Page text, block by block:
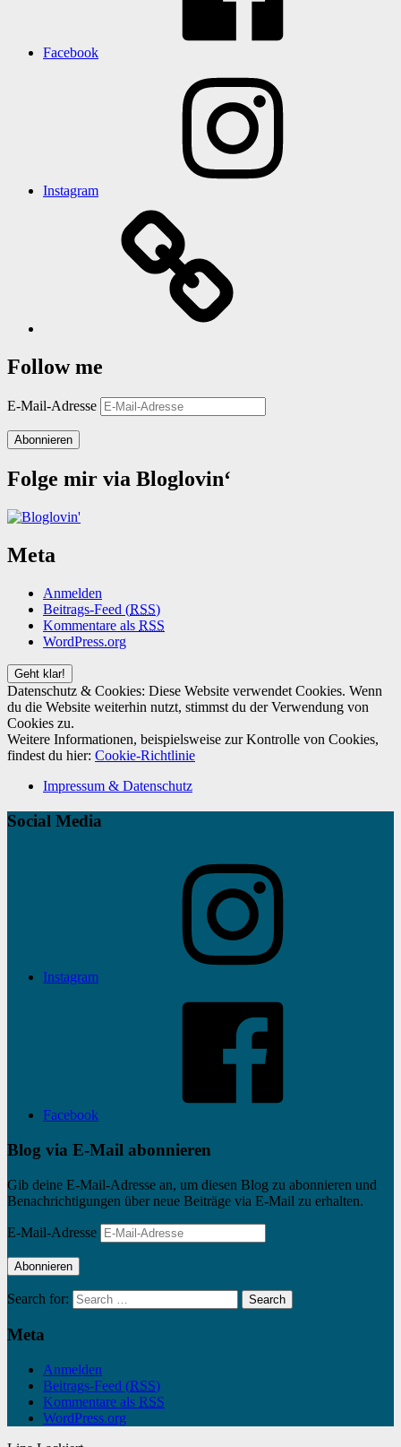
Facebook
Instagram
Follow me
E-Mail-Adresse
Abonnieren
Folge mir via Bloglovin‘
Meta
Anmelden
Beitrags-Feed (RSS)
Kommentare als RSS
WordPress.org
Datenschutz & Cookies: Diese Website verwendet Cookies. Wenn
du die Website weiterhin nutzt, stimmst du der Verwendung von
Cookies zu.
Weitere Informationen, beispielsweise zur Kontrolle von Cookies,
findest du hier: Cookie-Richtlinie
Impressum & Datenschutz
Social Media
Instagram
Facebook
Blog via E-Mail abonnieren
Gib deine E-Mail-Adresse an, um diesen Blog zu abonnieren und
Benachrichtigungen über neue Beiträge via E-Mail zu erhalten.
E-Mail-Adresse
Abonnieren
Search for: Search
Meta
Anmelden
Beitrags-Feed (RSS)
Kommentare als RSS
WordPress.org